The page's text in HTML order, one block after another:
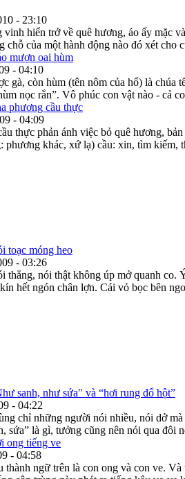
- 23:10
vinh hiển trở về quê hương, áo ấy mặc
chỗ của một hành động nào đó xét cho
mượn oai hùm
- 04:10
gà, còn hùm (tên nôm của hổ) là
nọc rắn”. Vô phúc con vật nào - cả
phương cầu thực
- 04:09
thực phản ánh việc bỏ quê hương,
phương khác, xứ lạ) cầu: xin, tìm kiếm,
toạc móng heo
- 03:26
thẳng, nói thật không úp mở quanh
hết ngón chân lợn. Cái vỏ bọc bên
sanh, như sứa" và “hơi rung đổ hột”
- 04:22
chỉ những người nói nhiều, nói dở
sứa” là gì, tưởng cũng nên nói qua đôi
ong tiếng ve
- 04:58
thành ngữ trên là con ong và con ve.